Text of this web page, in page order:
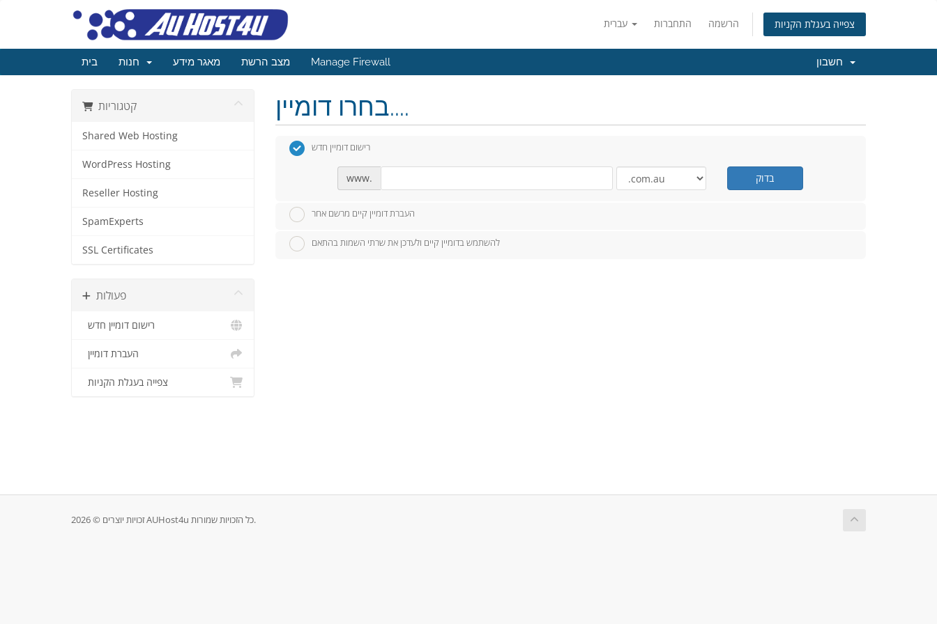
התחברות הרשמה צפייה בעגלת הקניות
בית מאגר מידע מצב הרשת Manage Firewall
קטגוריות
Shared Web Hosting
WordPress Hosting
Reseller Hosting
SpamExperts
SSL Certificates
פעולות
רישום דומיין חדש
העברת דומיין
צפייה בעגלת הקניות
בחרו דומיין....
רישום דומיין חדש
www. בדוק
העברת דומיין קיים מרשם אחר
להשתמש בדומיין קיים ולעדכן את שרתי השמות בהתאם
זכויות יוצרים © 2026 AUHost4u כל הזכויות שמורות.